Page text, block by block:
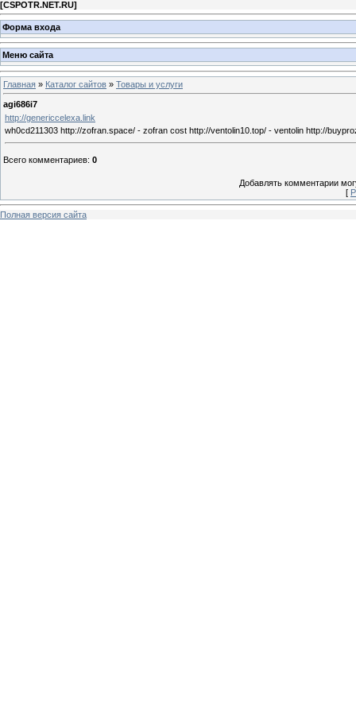
[CSPOTR.NET.RU]
Форма входа
Меню сайта
Главная » Каталог сайтов » Товары и услуги
agi686i7
http://genericcelexa.link
wh0cd211303 http://zofran.space/ - zofran cost http://ventolin10.top/ - ventolin http://
Всего комментариев: 0
Добавлять комментарии
[
Полная версия сайта